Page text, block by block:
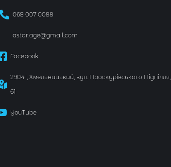
068 007 0088
astar.age@gmail.com
Facebook
29041, Хмельницький, вул. Проскурівського Підпілля,
61
YouTube